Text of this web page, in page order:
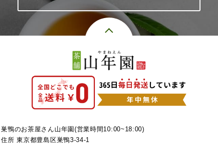
巣鴨のお茶屋さん山年園(営業時間10:00~18:00)
住所 東京都豊島区巣鴨3-34-1